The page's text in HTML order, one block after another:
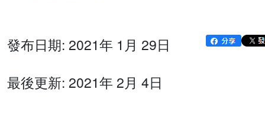
發布日期: 2021年 1月 29日
最後更新: 2021年 2月 4日